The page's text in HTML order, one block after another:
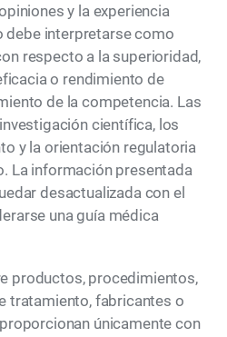
y la experiencia
debe interpretarse como
respecto a la superioridad,
o rendimiento de
de la competencia. Las
científica, los
y la orientación regulatoria
La información presentada
desactualizada con el
una guía médica
productos, procedimientos,
tratamiento, fabricantes o
únicamente con